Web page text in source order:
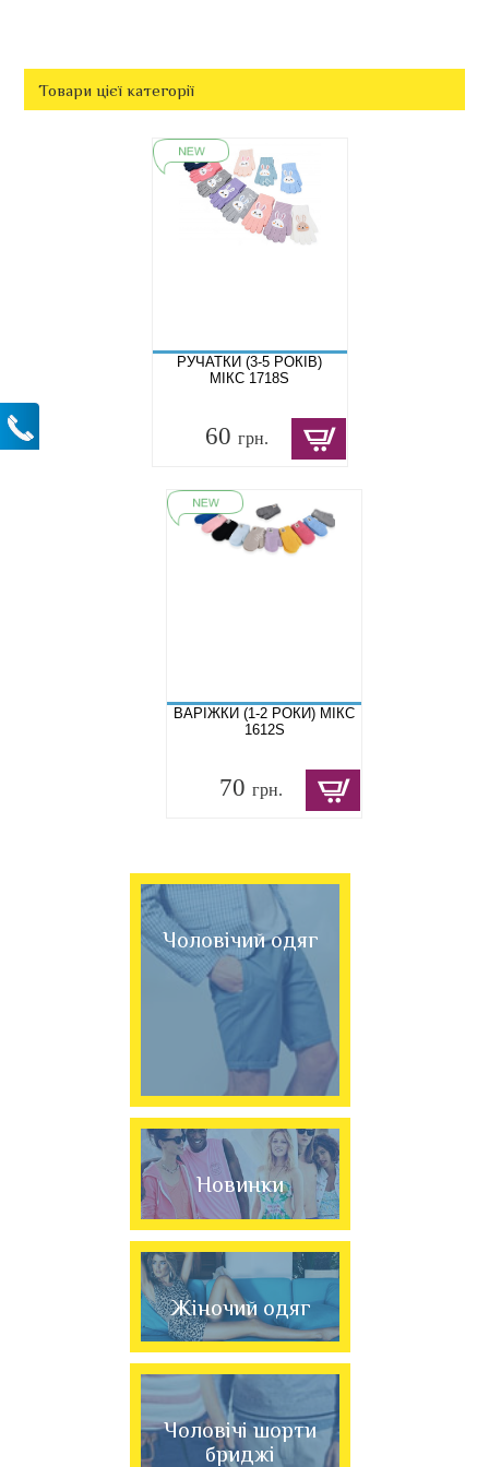
Товари цієї категорії
РУЧАТКИ (3-5 РОКІВ)
МІКС 1718S
60грн.
ВАРІЖКИ (1-2 РОКИ) МІКС
1612S
70грн.
Чоловічий одяг
Новинки
Жіночий одяг
Чоловічі шорти
бриджі